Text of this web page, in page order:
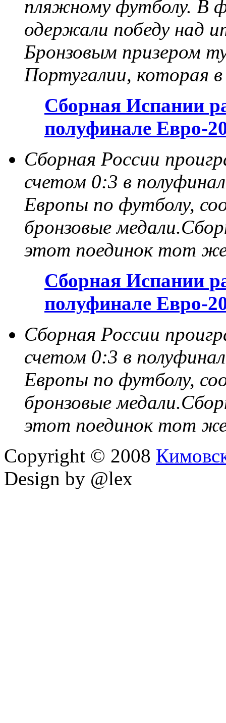
пляжному футболу. В
одержали победу над
Бронзовым призером
Португалии, которая в
Сборная Испании
полуфинале Евро-
Сборная России
счетом 0:3 в
Европы по футболу,
бронзовые
этот поединок тот
Сборная Испании
полуфинале Евро-
Сборная России
счетом 0:3 в
Европы по футболу,
бронзовые
этот поединок тот
Copyright © 2008
Design by @lex